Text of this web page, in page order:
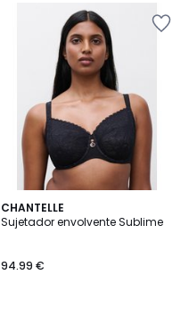
CHANTELLE
Sujetador envolvente Sublime
94.99 €
5
/
2
Colores